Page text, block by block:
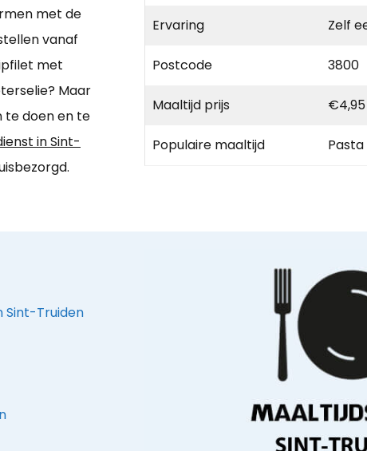
met de
vanaf
met
Maar
te doen en te
in Sint-
Ervaring Zelf
Postcode 3800
Maaltijd prijs €4,95
Populaire maaltijd
Sint-Truiden